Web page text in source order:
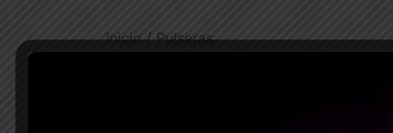
Inicio/Pulseras